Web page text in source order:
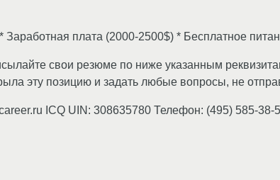
плата (2000-2500$) * Бесплатное
свои резюме по ниже указанным
эту позицию и задать любые вопросы, не
ICQ UIN: 308635780 Телефон: (495) 585-38-